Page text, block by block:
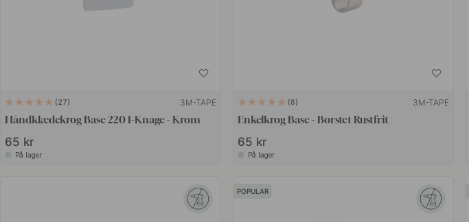
27 3M-TAPE
Håndklædekrog Base 220 1-Knage - Krom
65 kr
På lager
8 3M-TAPE
Enkelkrog Base - Børstet Rustfrit
65 kr
På lager
POPULAR